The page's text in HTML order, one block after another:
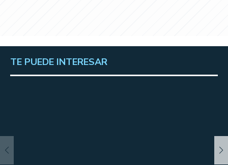
TE PUEDE INTERESAR